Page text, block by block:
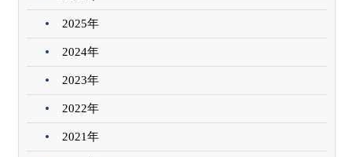
2025年
2024年
2023年
2022年
2021年